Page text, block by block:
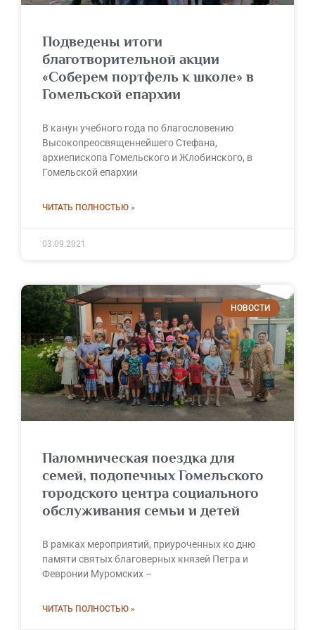
Подведены итоги
благотворительной акции
«Соберем портфель к школе» в
Гомельской епархии
В канун учебного года по благословению
Высокопреосвященнейшего Стефана,
архиепископа Гомельского и Жлобинского, в
Гомельской епархии
ЧИТАТЬ ПОЛНОСТЬЮ »
03.09.2021
НОВОСТИ
Паломническая поездка для
семей, подопечных Гомельского
городского центра социального
обслуживания семьи и детей
В рамках мероприятий, приуроченных ко дню
памяти святых благоверных князей Петра и
Февронии Муромских –
ЧИТАТЬ ПОЛНОСТЬЮ »